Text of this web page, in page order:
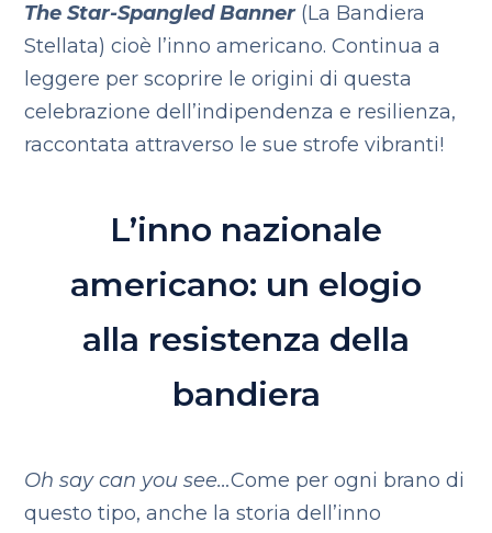
The Star-Spangled Banner (La Bandiera
Stellata) cioè l’inno americano. Continua a
leggere per scoprire le origini di questa
celebrazione dell’indipendenza e resilienza,
raccontata attraverso le sue strofe vibranti!
L’inno nazionale
americano: un elogio
alla resistenza della
bandiera
Oh say can you see…Come per ogni brano di
questo tipo, anche la storia dell’inno